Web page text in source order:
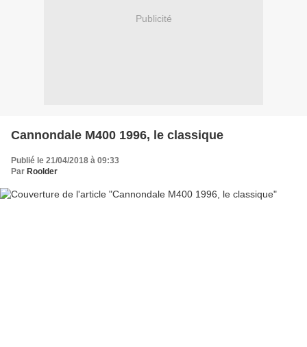
Publicité
Cannondale M400 1996, le classique
Publié le 21/04/2018 à 09:33
Par Roolder